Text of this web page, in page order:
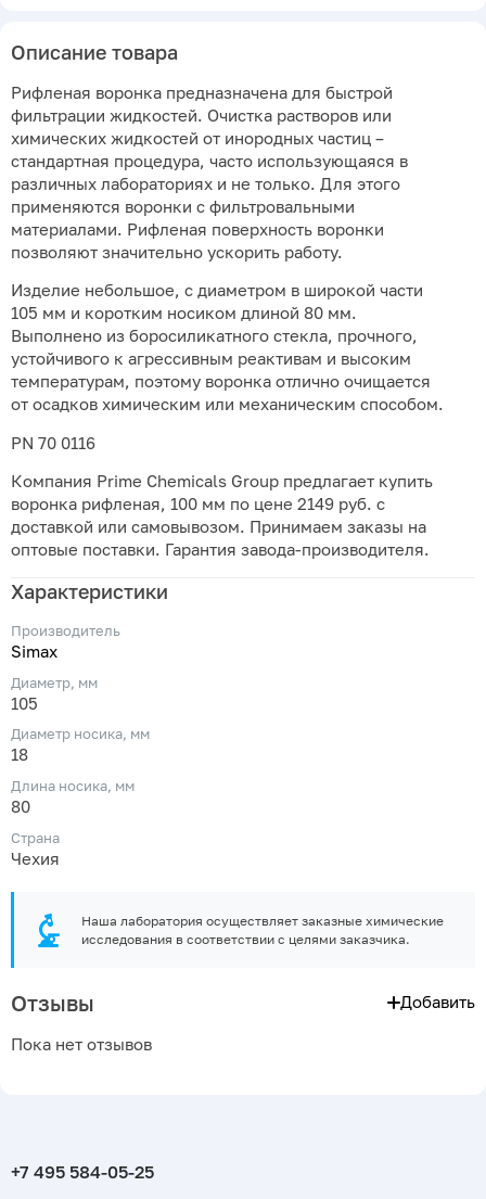
Описание товара
Рифленая воронка предназначена для быстрой
фильтрации жидкостей. Очистка растворов или
химических жидкостей от инородных частиц –
стандартная процедура, часто использующаяся в
различных лабораториях и не только. Для этого
применяются воронки с фильтровальными
материалами. Рифленая поверхность воронки
позволяют значительно ускорить работу.
Изделие небольшое, с диаметром в широкой части
105 мм и коротким носиком длиной 80 мм.
Выполнено из боросиликатного стекла, прочного,
устойчивого к агрессивным реактивам и высоким
температурам, поэтому воронка отлично очищается
от осадков химическим или механическим способом.
PN 70 0116
Компания Prime Chemicals Group предлагает купить
воронка рифленая, 100 мм по цене 2149 руб. с
доставкой или самовывозом. Принимаем заказы на
оптовые поставки. Гарантия завода-производителя.
Характеристики
Производитель
Simax
Диаметр, мм
105
Диаметр носика, мм
18
Длина носика, мм
80
Страна
Чехия
Наша лаборатория осуществляет заказные химические
исследования в соответствии с целями заказчика.
Отзывы Добавить
Пока нет отзывов